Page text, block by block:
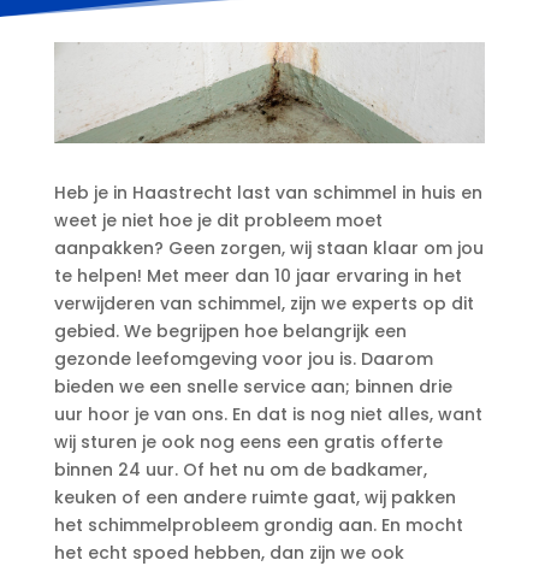
Heb je in Haastrecht last van schimmel in huis en
weet je niet hoe je dit probleem moet
aanpakken? Geen zorgen, wij staan klaar om jou
te helpen! Met meer dan 10 jaar ervaring in het
verwijderen van schimmel, zijn we experts op dit
gebied.​ We begrijpen hoe belangrijk een
gezonde leefomgeving voor jou is.​ Daarom
bieden we een snelle service aan; binnen drie
uur hoor je van ons.​ En dat is nog niet alles, want
wij sturen je ook nog eens een gratis offerte
binnen 24 uur.​ Of het nu om de badkamer,
keuken of een andere ruimte gaat, wij pakken
het schimmelprobleem grondig aan.​ En mocht
het echt spoed hebben, dan zijn we ook